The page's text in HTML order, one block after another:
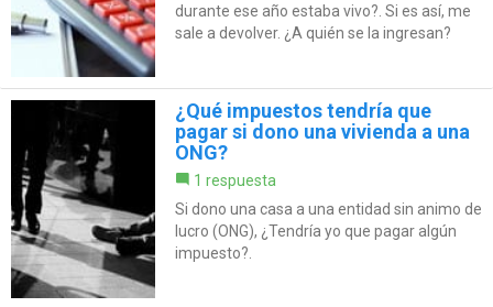
durante ese año estaba vivo?. Si es así, me
sale a devolver. ¿A quién se la ingresan?
¿Qué impuestos tendría que
pagar si dono una vivienda a una
ONG?
1 respuesta
Si dono una casa a una entidad sin animo de
lucro (ONG), ¿Tendría yo que pagar algún
impuesto?.